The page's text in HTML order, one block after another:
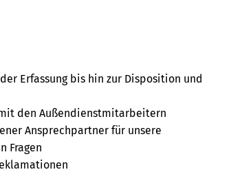
Erfassung bis hin zur Disposition und
den Außendienstmitarbeitern
Ansprechpartner für unsere
Fragen